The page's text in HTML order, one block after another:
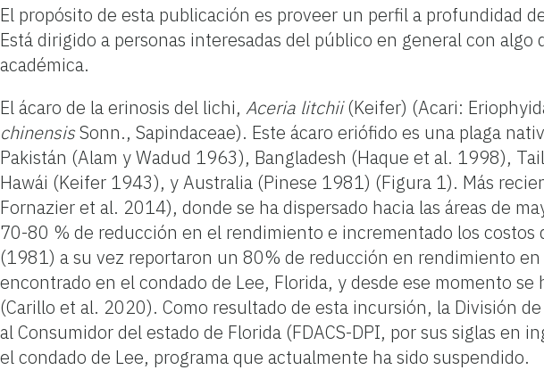
El propósito de esta publicación es proveer un perfil a profundidad
Está dirigido a personas interesadas del público en general con
académica.
El ácaro de la erinosis del lichi, Aceria litchii(Keifer) (Acari:
chinensisSonn., Sapindaceae). Este ácaro eriófido es una plaga
Pakistán (Alam y Wadud 1963), Bangladesh (Haque et al. 1998),
Hawái (Keifer 1943), y Australia (Pinese 1981) (Figura 1). Más
Fornazier et al. 2014), donde se ha dispersado hacia las áreas de
70-80 % de reducción en el rendimiento e incrementado los
(1981) a su vez reportaron un 80% de reducción en rendimiento
encontrado en el condado de Lee, Florida, y desde ese momento
(Carillo et al. 2020). Como resultado de esta incursión, la División
al Consumidor del estado de Florida (FDACS-DPI, por sus siglas
el condado de Lee, programa que actualmente ha sido suspendido.